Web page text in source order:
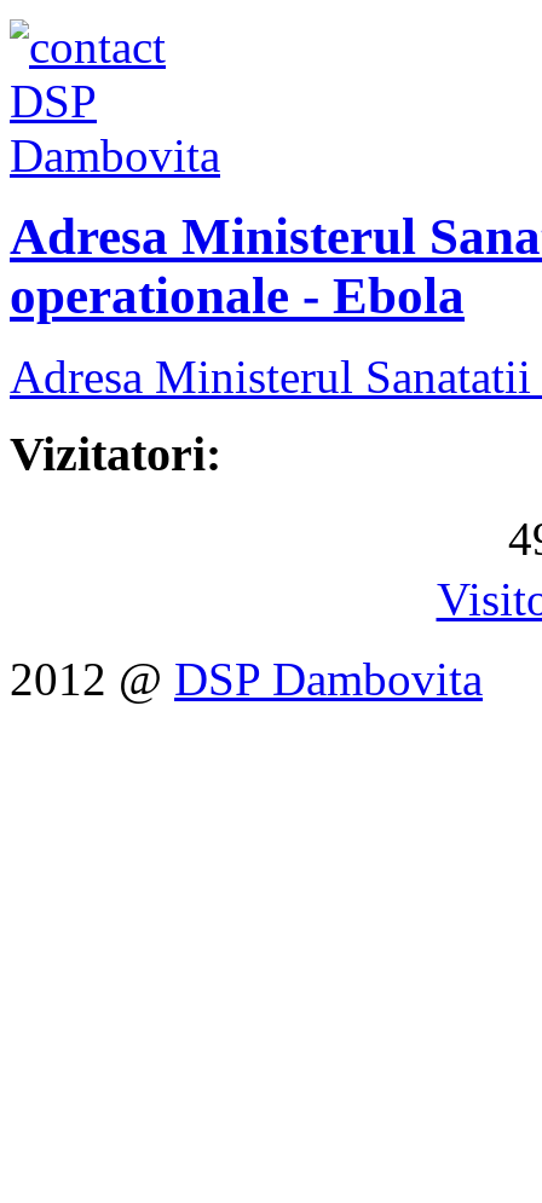
Adresa Ministerul
operationale - Ebola
Adresa Ministerul
Vizitatori:
4
2012 @ DSP Dambovita